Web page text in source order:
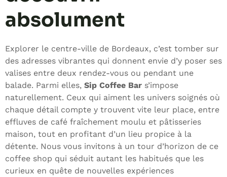
absolument
Explorer le centre-ville de Bordeaux, c’est tomber sur
des adresses vibrantes qui donnent envie d’y poser ses
valises entre deux rendez-vous ou pendant une
balade. Parmi elles, Sip Coffee Bar s’impose
naturellement. Ceux qui aiment les univers soignés où
chaque détail compte y trouvent vite leur place, entre
effluves de café fraîchement moulu et pâtisseries
maison, tout en profitant d’un lieu propice à la
détente. Nous vous invitons à un tour d’horizon de ce
coffee shop qui séduit autant les habitués que les
curieux en quête de nouvelles expériences